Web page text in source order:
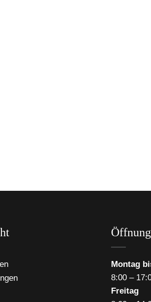
Montag
8:00 –
Freitag